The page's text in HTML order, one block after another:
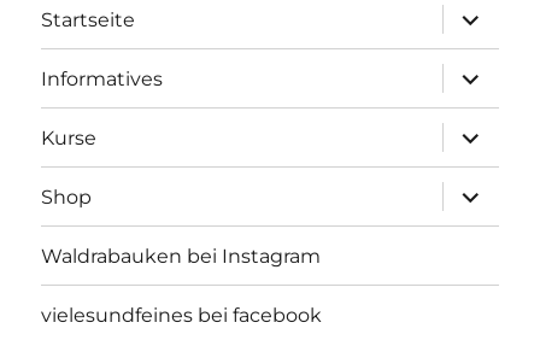
Startseite
öffnen
Informatives
öffnen
Kurse
öffnen
Shop
öffnen
Waldrabauken bei Instagram
vielesundfeines bei facebook